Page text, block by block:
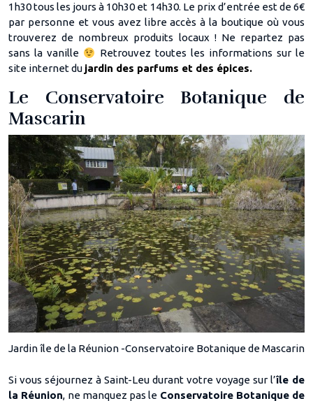
1h30 tous les jours à 10h30 et 14h30. Le prix d’entrée est de 6€
par personne et vous avez libre accès à la boutique où vous
trouverez de nombreux produits locaux ! Ne repartez pas
sans la vanille
Retrouvez toutes les informations sur le
site internet du jardin des parfums et des épices.
Le Conservatoire Botanique de
Mascarin
Jardin île de la Réunion -Conservatoire Botanique de Mascarin
Si vous séjournez à Saint-Leu durant votre voyage sur l’île de
la Réunion, ne manquez pas le Conservatoire Botanique de